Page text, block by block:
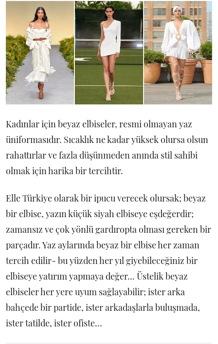
Kadınlar için beyaz elbiseler, resmi olmayan yaz
üniformasıdır. Sıcaklık ne kadar yüksek olursa olsun
rahattırlar ve fazla düşünmeden anında stil sahibi
olmak için harika bir tercihtir.
Elle Türkiye olarak bir ipucu verecek olursak; beyaz
bir elbise, yazın küçük siyah elbiseye eşdeğerdir;
zamansız ve çok yönlü gardıropta olması gereken bir
parçadır. Yaz aylarında beyaz bir elbise her zaman
tercih edilir- bu yüzden her yıl giyebileceğiniz bir
elbiseye yatırım yapmaya değer... Üstelik beyaz
elbiseler her yere uyum sağlayabilir; ister arka
bahçede bir partide, ister arkadaşlarla buluşmada,
ister tatilde, ister ofiste…